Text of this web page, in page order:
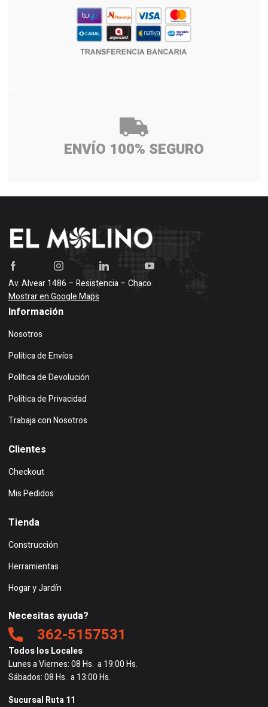
ENVÍO 100% SEGURO
Av. Alvear 1486 – Resistencia – Chaco
Mostrar en Google Maps
Información
Nosotros
Política de Envíos
Política de Devolución
Política de Privacidad
Trabaja con Nosotros
Clientes
Checkout
Mis Pedidos
Tienda
Construcción
Herramientas
Hogar y Jardín
Necesitas ayuda?
362-5157531
Todos los Locales
Lunes a Viernes: 08 Hs. a 19:00 Hs.
Sábados: 08 Hs. a 13:00 Hs.
Sucursal Ruta 11